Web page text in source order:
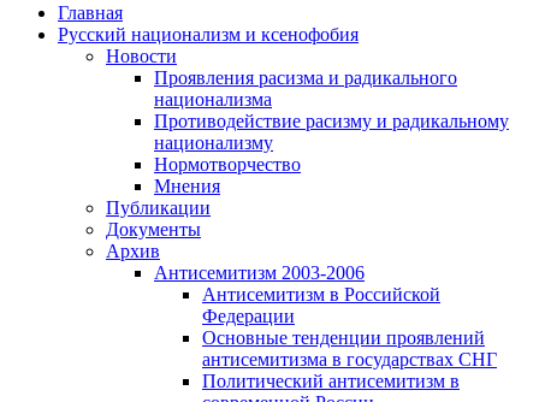
Главная
Русский национализм и ксенофобия
Новости
Проявления расизма и радикального
национализма
Противодействие расизму и радикальному
национализму
Нормотворчество
Мнения
Публикации
Документы
Архив
Антисемитизм 2003-2006
Антисемитизм в Российской
Федерации
Основные тенденции проявлений
антисемитизма в государствах СНГ
Политический антисемитизм в